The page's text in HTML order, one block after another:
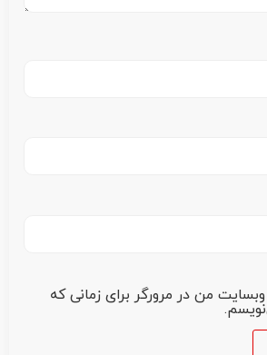
من در مرورگر برای زمانی که